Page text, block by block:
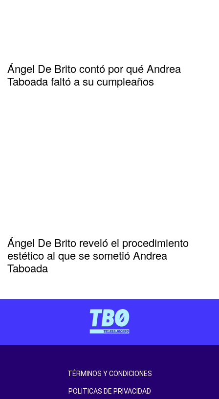
Ángel De Brito contó por qué Andrea
Taboada faltó a su cumpleaños
Ángel De Brito reveló el procedimiento
estético al que se sometió Andrea
Taboada
TÉRMINOS Y CONDICIONES
POLITICAS DE PRIVACIDAD